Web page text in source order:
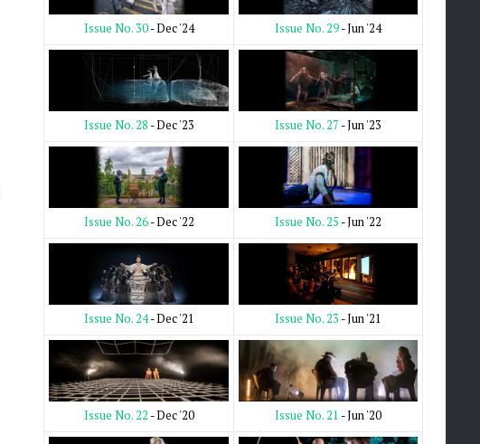
Issue No. 30- Dec '24 Issue No. 29- Jun '24
Issue No. 28 - Dec '23 Issue No. 27 - Jun '23
Issue No. 26- Dec '22 Issue No. 25 - Jun '22
Issue No. 24- Dec '21 Issue No. 23 - Jun '21
Issue No. 22 - Dec '20 Issue No. 21 - Jun '20